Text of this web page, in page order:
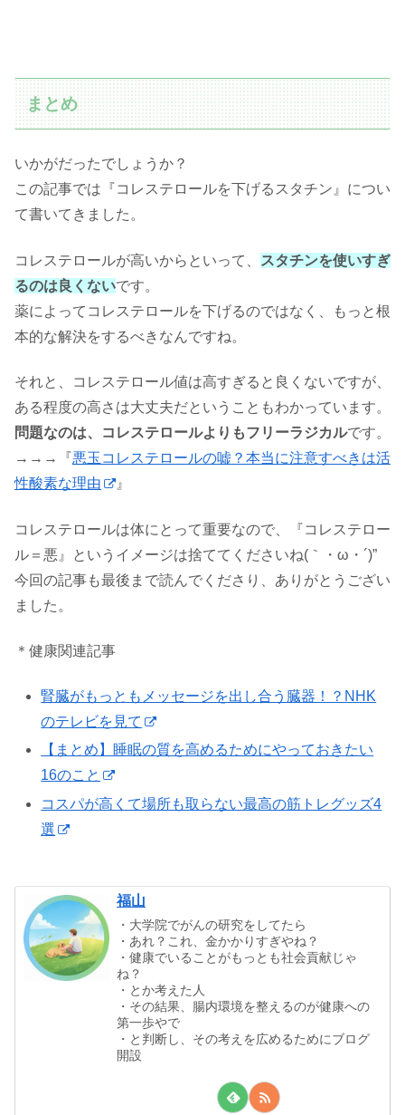
まとめ
いかがだったでしょうか？
この記事では『コレステロールを下げるスタチン』につい
て書いてきました。
コレステロールが高いからといって、
スタチンを使いすぎ
るのは良くないです。
薬によってコレステロールを下げるのではなく、もっと根
本的な解決をするべきなんですね。
それと、コレステロール値は高すぎると良くないですが、
ある程度の高さは大丈夫だということもわかっています。
問題なのは、コレステロールよりもフリーラジカルです。
→→→『悪玉コレステロールの嘘？本当に注意すべきは活
性酸素な理由
』
コレステロールは体にとって重要なので、『コレステロー
ル＝悪』というイメージは捨ててくださいね(｀・ω・´)”
今回の記事も最後まで読んでくださり、ありがとうござい
ました。
＊健康関連記事
腎臓がもっともメッセージを出し合う臓器！？NHK
のテレビを見て
【まとめ】睡眠の質を高めるためにやっておきたい
16のこと
コスパが高くて場所も取らない最高の筋トレグッズ4
選
福山
・大学院でがんの研究をしてたら
・あれ？これ、金かかりすぎやね？
・健康でいることがもっとも社会貢献じゃ
ね？
・とか考えた人
・その結果、腸内環境を整えるのが健康への
第一歩やで
・と判断し、その考えを広めるためにブログ
開設